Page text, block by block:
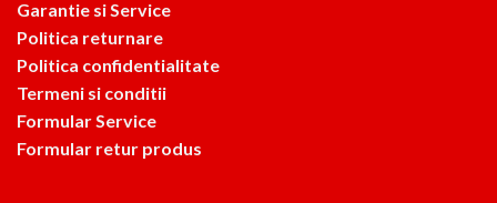
Garantie si Service
Politica returnare
Politica confidentialitate
Termeni si conditii
Formular Service
Formular retur produs